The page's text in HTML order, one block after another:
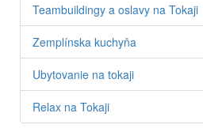
Teambuildingy a oslavy na Tokaji
Zemplínska kuchyňa
Ubytovanie na tokaji
Relax na Tokaji